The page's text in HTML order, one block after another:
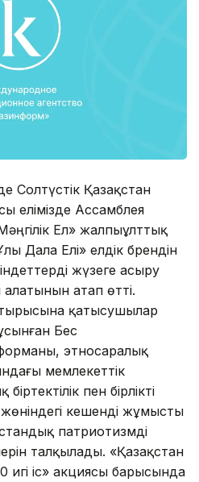
Солтүстік Қазақстан
елімізде Ассамблея
Ел» жалпыұлттық
Дала Елі» елдік брендін
жүзеге асыру
атап өтті.
қатысушылар
Бес
этносаралық
мемлекеттік
пен бірлікті
кешенді жұмысты
патриотизмді
талқылады. «Қазақстан
игі іс» акциясы барысында